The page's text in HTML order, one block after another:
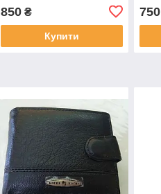
Стильний Модний
850₴
Купити
750